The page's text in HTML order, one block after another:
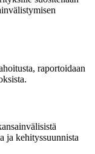
raportoidaan
ja kehityssuunnista